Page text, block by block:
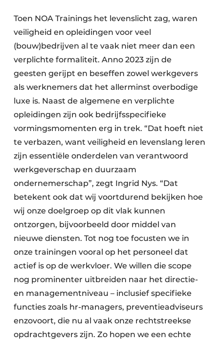
Software
Toegangscontrole
Veiligheid & Opleiding
Zonwering
Toen NOA Trainings het levenslicht zag, waren
veiligheid en opleidingen voor veel
(bouw)bedrijven al te vaak niet meer dan een
verplichte formaliteit. Anno 2023 zijn de
geesten gerijpt en beseffen zowel werkgevers
als werknemers dat het allerminst overbodige
luxe is. Naast de algemene en verplichte
opleidingen zijn ook bedrijfsspecifieke
vormingsmomenten erg in trek. “Dat hoeft niet
te verbazen, want veiligheid en levenslang leren
zijn essentiële onderdelen van verantwoord
werkgeverschap en duurzaam
ondernemerschap”, zegt Ingrid Nys. “Dat
betekent ook dat wij voortdurend bekijken hoe
wij onze doelgroep op dit vlak kunnen
ontzorgen, bijvoorbeeld door middel van
nieuwe diensten. Tot nog toe focusten we in
onze trainingen vooral op het personeel dat
actief is op de werkvloer. We willen die scope
nog prominenter uitbreiden naar het directie-
en managementniveau – inclusief specifieke
functies zoals hr-managers, preventieadviseurs
enzovoort, die nu al vaak onze rechtstreekse
opdrachtgevers zijn. Zo hopen we een echte